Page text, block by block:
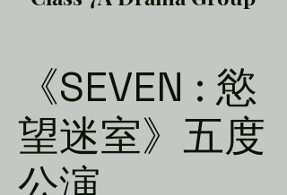
《SEVEN : 慾
望迷室》五度